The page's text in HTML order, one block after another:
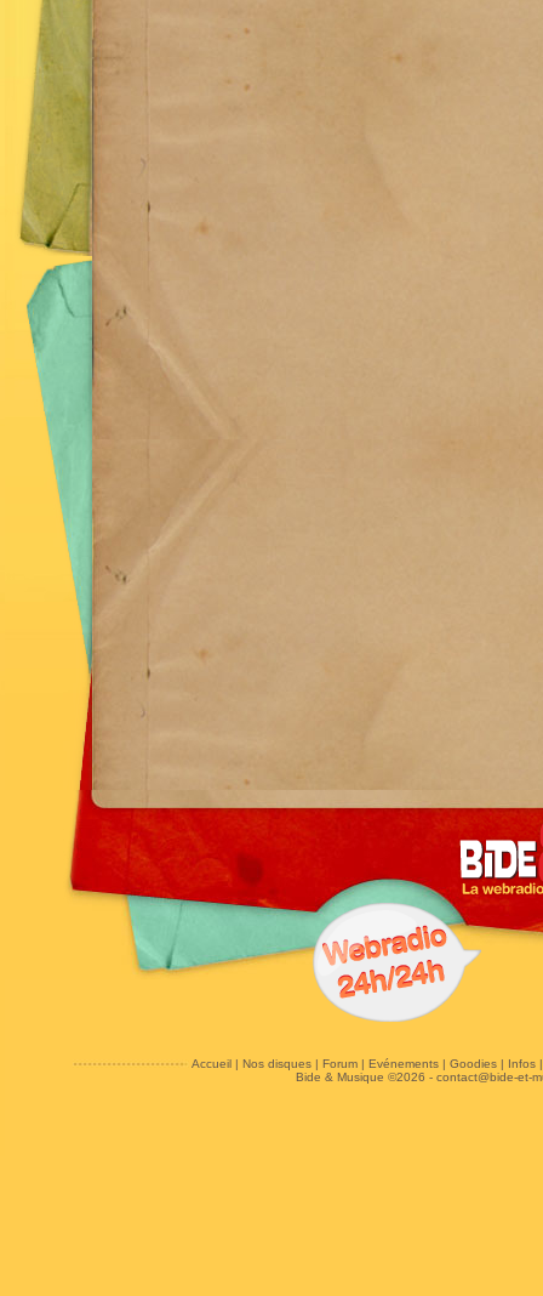
Accueil| Nos disques| Forum| Evénements| Goodies| Infos
Bide & Musique ©2026 - contact@bide-et-